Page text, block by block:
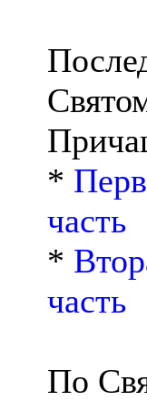
*
часть
*
часть
По